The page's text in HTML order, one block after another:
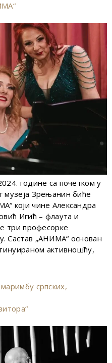
године са почетком у
музеја Зрењанин биће
који чине Александра
Игић – флаута и
три професорке
Састав „АНИМА“ основан
активношћу,
српских,